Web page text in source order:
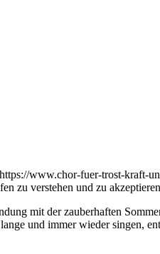
www.chor-fuer-trost-kraft-
zu verstehen und zu
mit der zauberhaften
und immer wieder singen,